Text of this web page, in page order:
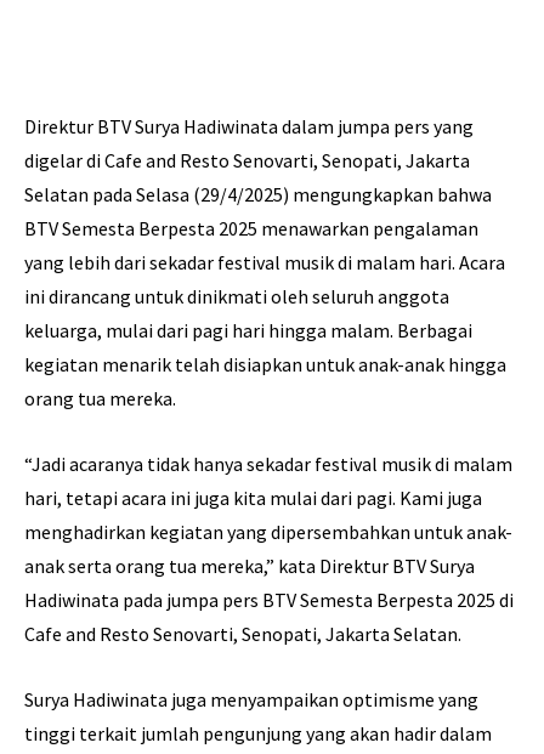
Direktur BTV Surya Hadiwinata dalam jumpa pers yang
digelar di Cafe and Resto Senovarti, Senopati, Jakarta
Selatan pada Selasa (29/4/2025) mengungkapkan bahwa
BTV Semesta Berpesta 2025 menawarkan pengalaman
yang lebih dari sekadar festival musik di malam hari. Acara
ini dirancang untuk dinikmati oleh seluruh anggota
keluarga, mulai dari pagi hari hingga malam. Berbagai
kegiatan menarik telah disiapkan untuk anak-anak hingga
orang tua mereka.
“Jadi acaranya tidak hanya sekadar festival musik di malam
hari, tetapi acara ini juga kita mulai dari pagi. Kami juga
menghadirkan kegiatan yang dipersembahkan untuk anak-
anak serta orang tua mereka,” kata Direktur BTV Surya
Hadiwinata pada jumpa pers BTV Semesta Berpesta 2025 di
Cafe and Resto Senovarti, Senopati, Jakarta Selatan.
Surya Hadiwinata juga menyampaikan optimisme yang
tinggi terkait jumlah pengunjung yang akan hadir dalam